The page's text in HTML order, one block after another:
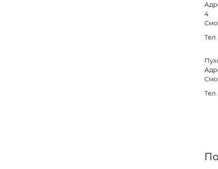
4
Тел.
Тел.